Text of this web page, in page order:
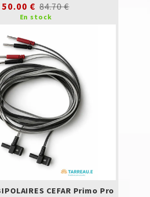
50.00 € 84.70 €
En stock
CEFAR Primo Pro